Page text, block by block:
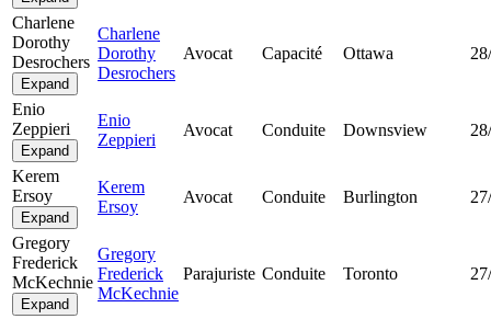
Charlene
Dorothy
Desrochers
Expand
Charlene
Dorothy
Desrochers
Avocat Capacité Ottawa
Enio
Zeppieri
Expand
Enio
Zeppieri
Avocat Conduite Downsview
Kerem
Ersoy
Expand
Kerem
Ersoy
Avocat Conduite Burlington
Gregory
Frederick
McKechnie
Expand
Gregory
Frederick
McKechnie
Parajuriste Conduite Toronto